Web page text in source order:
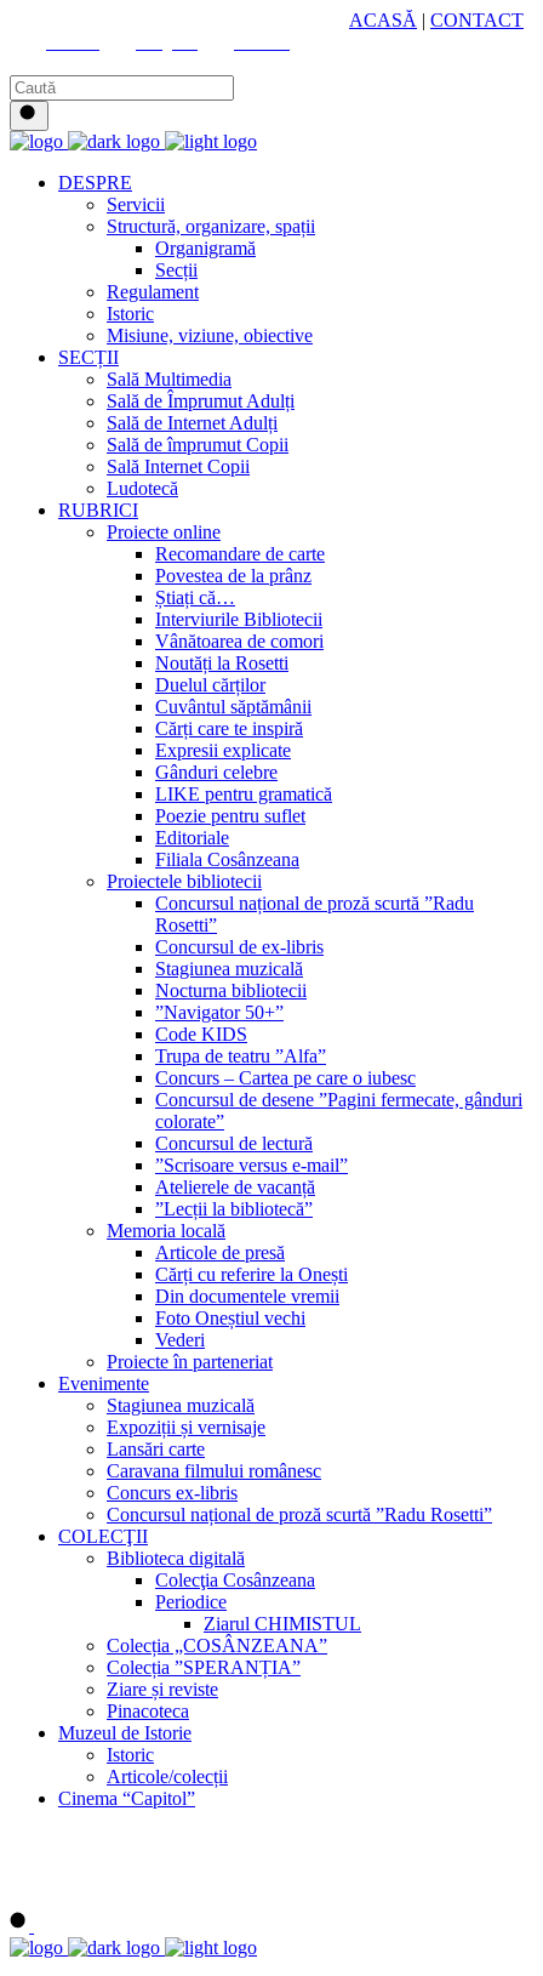
ACASĂ | CONTACT
DESPRE
Servicii
Structură, organizare, spații
Organigramă
Secții
Regulament
Istoric
Misiune, viziune, obiective
SECȚII
Sală Multimedia
Sală de Împrumut Adulți
Sală de Internet Adulți
Sală de împrumut Copii
Sală Internet Copii
Ludotecă
RUBRICI
Proiecte online
Recomandare de carte
Povestea de la prânz
Știați că…
Interviurile Bibliotecii
Vânătoarea de comori
Noutăți la Rosetti
Duelul cărților
Cuvântul săptămânii
Cărți care te inspiră
Expresii explicate
Gânduri celebre
LIKE pentru gramatică
Poezie pentru suflet
Editoriale
Filiala Cosânzeana
Proiectele bibliotecii
Concursul național de proză scurtă ”Radu
Rosetti”
Concursul de ex-libris
Stagiunea muzicală
Nocturna bibliotecii
”Navigator 50+”
Code KIDS
Trupa de teatru ”Alfa”
Concurs – Cartea pe care o iubesc
Concursul de desene ”Pagini fermecate, gânduri
colorate”
Concursul de lectură
”Scrisoare versus e-mail”
Atelierele de vacanță
”Lecții la bibliotecă”
Memoria locală
Articole de presă
Cărți cu referire la Onești
Din documentele vremii
Foto Oneștiul vechi
Vederi
Proiecte în parteneriat
Evenimente
Stagiunea muzicală
Expoziții și vernisaje
Lansări carte
Caravana filmului românesc
Concurs ex-libris
Concursul național de proză scurtă ”Radu Rosetti”
COLECŢII
Biblioteca digitală
Colecţia Cosânzeana
Periodice
Ziarul CHIMISTUL
Colecția „COSÂNZEANA”
Colecția ”SPERANȚIA”
Ziare și reviste
Pinacoteca
Muzeul de Istorie
Istoric
Articole/colecții
Cinema “Capitol”